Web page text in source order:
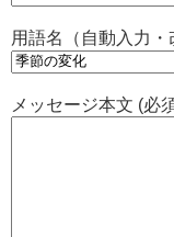
用語名（自動入力・
メッセージ本文 (必